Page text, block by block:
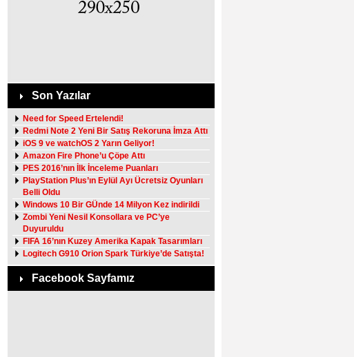
Son Yazılar
Need for Speed Ertelendi!
Redmi Note 2 Yeni Bir Satış Rekoruna İmza Attı
iOS 9 ve watchOS 2 Yarın Geliyor!
Amazon Fire Phone’u Çöpe Attı
PES 2016’nın İlk İnceleme Puanları
PlayStation Plus’ın Eylül Ayı Ücretsiz Oyunları
Belli Oldu
Windows 10 Bir GÜnde 14 Milyon Kez indirildi
Zombi Yeni Nesil Konsollara ve PC’ye
Duyuruldu
FIFA 16’nın Kuzey Amerika Kapak Tasarımları
Logitech G910 Orion Spark Türkiye’de Satışta!
Facebook Sayfamız